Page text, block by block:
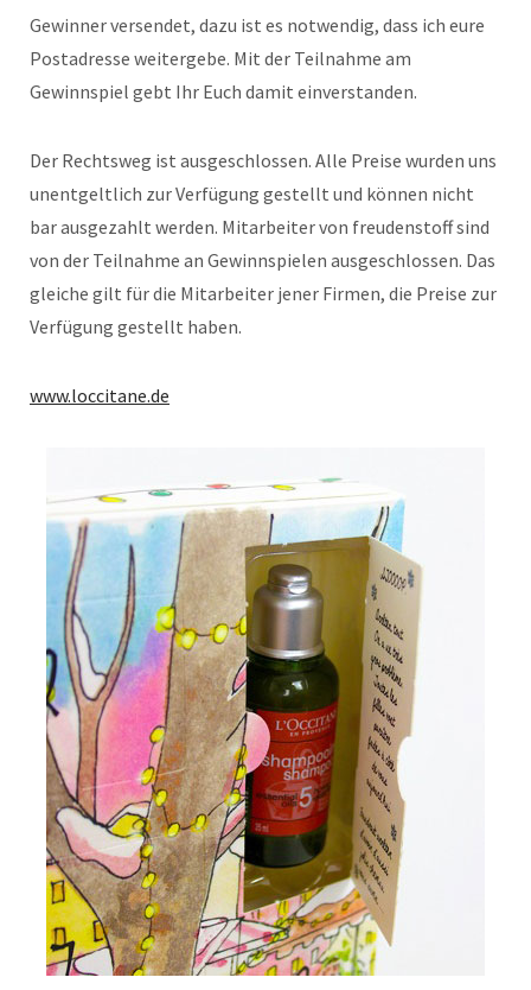
Gewinner versendet, dazu ist es notwendig, dass ich eure
Postadresse weitergebe. Mit der Teilnahme am
Gewinnspiel gebt Ihr Euch damit einverstanden.
Der Rechtsweg ist ausgeschlossen. Alle Preise wurden uns
unentgeltlich zur Verfügung gestellt und können nicht
bar ausgezahlt werden. Mitarbeiter von freudenstoff sind
von der Teilnahme an Gewinnspielen ausgeschlossen. Das
gleiche gilt für die Mitarbeiter jener Firmen, die Preise zur
Verfügung gestellt haben.
www.loccitane.de